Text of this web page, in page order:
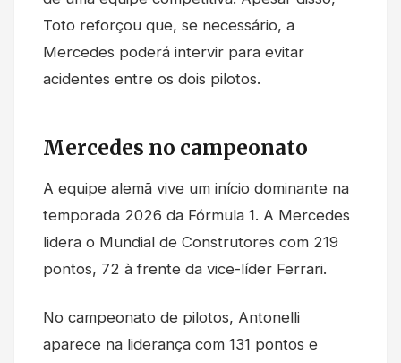
Toto reforçou que, se necessário, a
Mercedes poderá intervir para evitar
acidentes entre os dois pilotos.
Mercedes no campeonato
A equipe alemã vive um início dominante na
temporada 2026 da Fórmula 1. A Mercedes
lidera o Mundial de Construtores com 219
pontos, 72 à frente da vice-líder Ferrari.
No campeonato de pilotos, Antonelli
aparece na liderança com 131 pontos e